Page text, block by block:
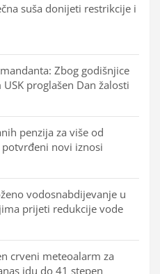
suša donijeti restrikcije i
Zbog godišnjice
proglašen Dan žalosti
penzija za više od
novi iznosi
vodosnabdijevanje u
prijeti redukcije vode
crveni meteoalarm za
idu do 41 stepen